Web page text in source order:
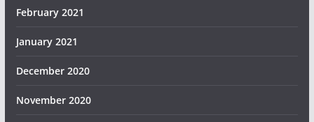
February 2021
January 2021
December 2020
November 2020